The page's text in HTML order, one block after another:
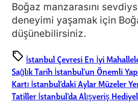
Boğaz manzarasını
deneyimi yaşamak için
düşünebilirsiniz.
sell İstanbul Çevresi En İyi
SağlıkTarih İstanbul'un Önemli
Kartı İstanbul'daki Aylar Müzeler
Tatiller İstanbul'da Alışveriş